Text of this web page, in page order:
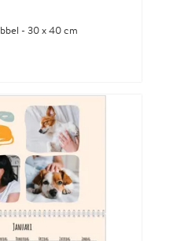
- 30 x 40 cm